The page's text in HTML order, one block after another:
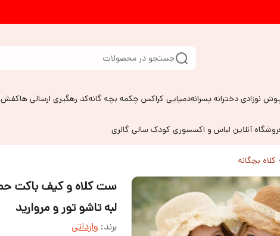
جستجو در محصولات
نوزادی دخترانه پسرانهدمپایی کراکس چکمه بچه گانهکد رهگیری ارسالی هاکفش
آنلاین لباس و اکسسوری کودک سالی گالری
کلاه بچگانه
ست کلاه و کیف باکت
لبه تاشو تور و مروارید
برند: وارداتی